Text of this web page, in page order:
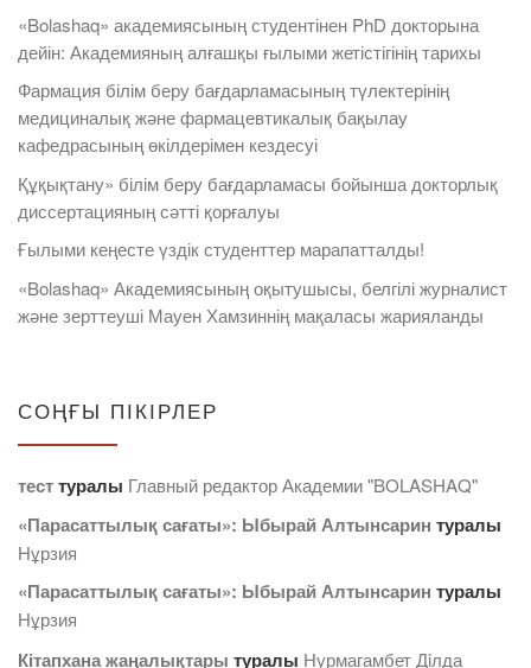
«Bolashaq» академиясының студентінен PhD докторына
дейін: Академияның алғашқы ғылыми жетістігінің тарихы
Фармация білім беру бағдарламасының түлектерінің
медициналық және фармацевтикалық бақылау
кафедрасының өкілдерімен кездесуі
Құқықтану» білім беру бағдарламасы бойынша докторлық
диссертацияның сәтті қорғалуы
Ғылыми кеңесте үздік студенттер марапатталды!
«Bolashaq» Академиясының оқытушысы, белгілі журналист
және зерттеуші Мауен Хамзиннің мақаласы жарияланды
СОҢҒЫ ПІКІРЛЕР
тесттуралы Главный редактор Академии "BOLASHAQ"
«Парасаттылық сағаты»: Ыбырай Алтынсарин туралы
Нұрзия
«Парасаттылық сағаты»: Ыбырай Алтынсарин туралы
Нұрзия
Кітапхана жаңалықтары туралы Нурмагамбет Дiлда